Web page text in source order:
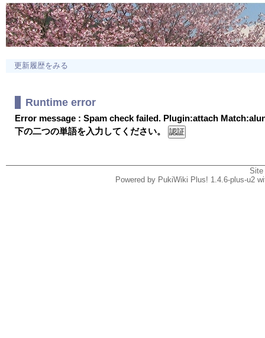
更新履歴をみる
Runtime error
Error message : Spam check failed. Plugin:attach
下の二つの単語を入力してください。
Powered by PukiWiki Plus! 1.4.6-plus-u2